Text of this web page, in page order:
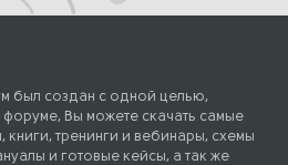
был создан с одной целью,
Вы можете скачать самые
книги, тренинги и вебинары, схемы
и готовые кейсы, а так же